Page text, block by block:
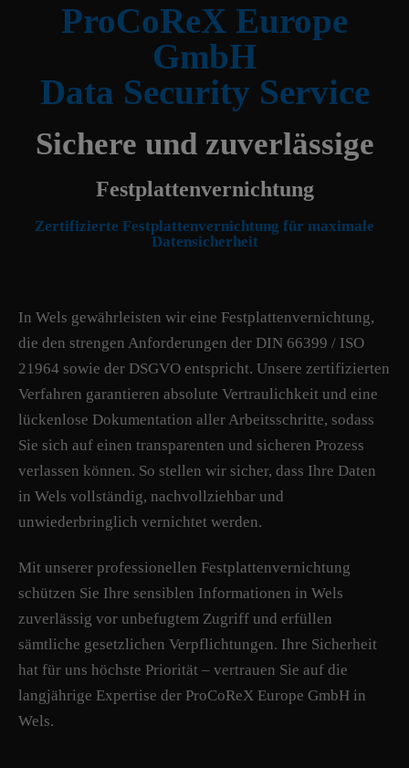
ProCoReX Europe
GmbH
Data Security Service
Sichere und zuverlässige
Festplattenvernichtung
Zertifizierte Festplattenvernichtung für maximale
Datensicherheit
In Wels gewährleisten wir eine Festplattenvernichtung,
die den strengen Anforderungen der DIN 66399 / ISO
21964 sowie der DSGVO entspricht. Unsere zertifizierten
Verfahren garantieren absolute Vertraulichkeit und eine
lückenlose Dokumentation aller Arbeitsschritte, sodass
Sie sich auf einen transparenten und sicheren Prozess
verlassen können. So stellen wir sicher, dass Ihre Daten
in Wels vollständig, nachvollziehbar und
unwiederbringlich vernichtet werden.
Mit unserer professionellen Festplattenvernichtung
schützen Sie Ihre sensiblen Informationen in Wels
zuverlässig vor unbefugtem Zugriff und erfüllen
sämtliche gesetzlichen Verpflichtungen. Ihre Sicherheit
hat für uns höchste Priorität – vertrauen Sie auf die
langjährige Expertise der ProCoReX Europe GmbH in
Wels.